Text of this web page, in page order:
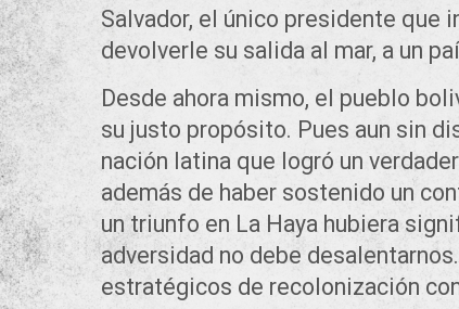
Salvador, el único presidente que
devolverle su salida al mar, a un
Desde ahora mismo, el pueblo
su justo propósito. Pues aun sin
nación latina que logró un
además de haber sostenido un
un triunfo en La Haya hubiera
adversidad no debe
estratégicos de recolonización